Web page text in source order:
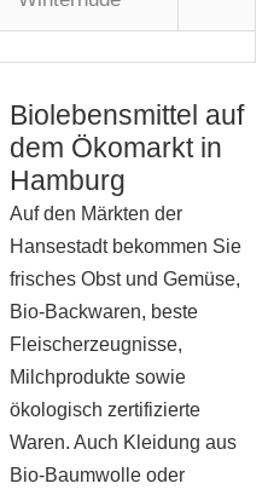
Do: 10:00 – 15:00 Uhr
Sa: 08:00 – 13:00 Uhr
Do: 08:00 – 13:00 Uhr
Di, Do + Sa: 09:00 – 13:00
Uhr
Mi + Sa: 08:00 – 13:00 Uhr
Mi + Sa: 08:00 – 13:00 Uhr
Mi + Sa: 08:00 – 13:00 Uhr
Biolebensmittel auf
dem Ökomarkt in
Hamburg
Auf den Märkten der
Hansestadt bekommen Sie
frisches Obst und Gemüse,
Bio-Backwaren, beste
Fleischerzeugnisse,
Milchprodukte sowie
ökologisch zertifizierte
Waren. Auch Kleidung aus
Bio-Baumwolle oder